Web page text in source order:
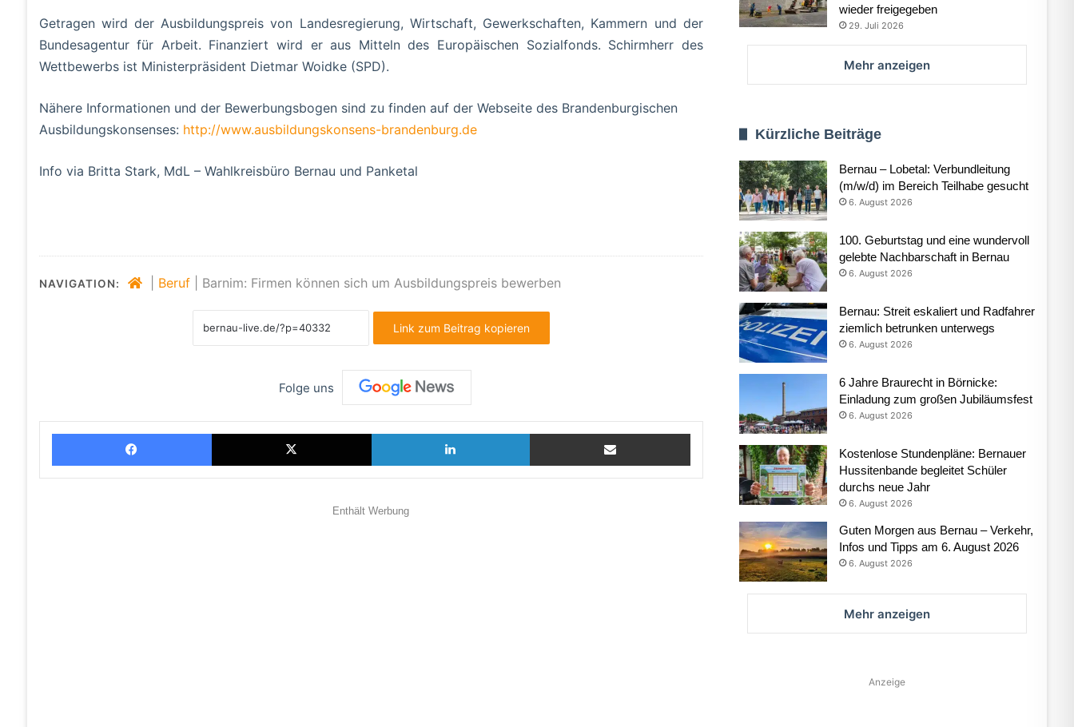
Getragen wird der Ausbildungspreis von Landesregierung, Wirtschaft, Gewerkschaften, Kammern und der
Bundesagentur für Arbeit. Finanziert wird er aus Mitteln des Europäischen Sozialfonds. Schirmherr des
Wettbewerbs ist Ministerpräsident Dietmar Woidke (SPD).
Nähere Informationen und der Bewerbungsbogen sind zu finden auf der Webseite des Brandenburgischen
Ausbildungskonsenses: http://www.ausbildungskonsens-brandenburg.de
Info via Britta Stark, MdL – Wahlkreisbüro Bernau und Panketal
NAVIGATION: Beruf| Barnim: Firmen können sich um Ausbildungspreis bewerben
Link zum Beitrag kopieren
Folge uns
Facebook X LinkedIn Teilen via E-Mail
Enthält Werbung
wieder freigegeben
29. Juli 2026
Mehr anzeigen
Kürzliche Beiträge
Bernau – Lobetal: Verbundleitung
(m/w/d) im Bereich Teilhabe gesucht
6. August 2026
100. Geburtstag und eine wundervoll
gelebte Nachbarschaft in Bernau
6. August 2026
Bernau: Streit eskaliert und Radfahrer
ziemlich betrunken unterwegs
6. August 2026
6 Jahre Braurecht in Börnicke:
Einladung zum großen Jubiläumsfest
6. August 2026
Kostenlose Stundenpläne: Bernauer
Hussitenbande begleitet Schüler
durchs neue Jahr
6. August 2026
Guten Morgen aus Bernau – Verkehr,
Infos und Tipps am 6. August 2026
6. August 2026
Mehr anzeigen
Anzeige